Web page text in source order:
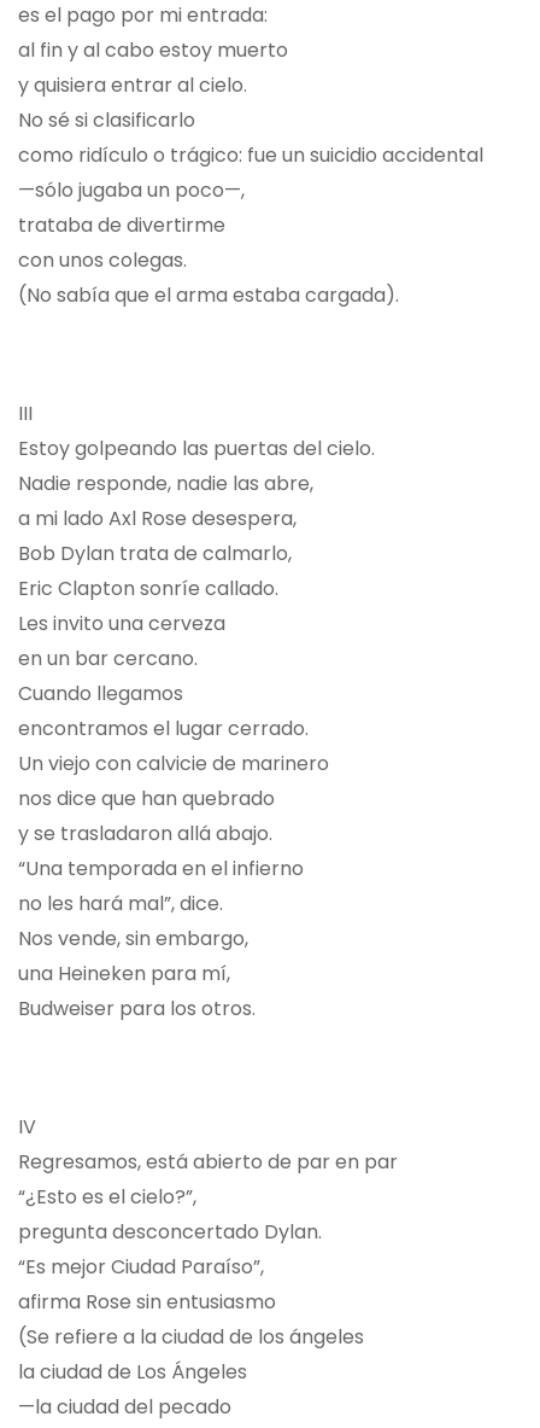
es el pago por mi entrada:
al fin y al cabo estoy muerto
y quisiera entrar al cielo.
No sé si clasificarlo
como ridículo o trágico: fue un suicidio accidental
—sólo jugaba un poco—,
trataba de divertirme
con unos colegas.
(No sabía que el arma estaba cargada).
III
Estoy golpeando las puertas del cielo.
Nadie responde, nadie las abre,
a mi lado Axl Rose desespera,
Bob Dylan trata de calmarlo,
Eric Clapton sonríe callado.
Les invito una cerveza
en un bar cercano.
Cuando llegamos
encontramos el lugar cerrado.
Un viejo con calvicie de marinero
nos dice que han quebrado
y se trasladaron allá abajo.
“Una temporada en el infierno
no les hará mal”, dice.
Nos vende, sin embargo,
una Heineken para mí,
Budweiser para los otros.
IV
Regresamos, está abierto de par en par
“¿Esto es el cielo?”,
pregunta desconcertado Dylan.
“Es mejor Ciudad Paraíso”,
afirma Rose sin entusiasmo
(Se refiere a la ciudad de los ángeles
la ciudad de Los Ángeles
—la ciudad del pecado